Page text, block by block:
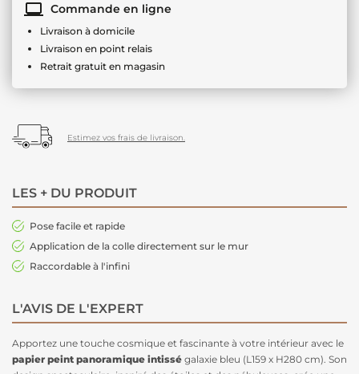
Commande en ligne
Livraison à domicile
Livraison en point relais
Retrait gratuit en magasin
Estimez vos frais de livraison.
LES + DU PRODUIT
Pose facile et rapide
Application de la colle directement sur le mur
Raccordable à l'infini
L'AVIS DE L'EXPERT
Apportez une touche cosmique et fascinante à votre intérieur avec le
papier peint panoramique intissé galaxie bleu (L159 x H280 cm). Son